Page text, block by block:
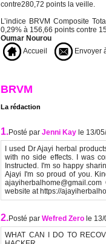
contre280,72 points la veille.
L’indice BRVM Composite
0,29% à 156,66 points contre
Oumar Nourou
Accueil
Envoyer
BRVM
La rédaction
1.Posté par Jenni Kay le 13/
I used Dr Ajayi herbal
with no side effects. I was
Instructed. I'm so happy
Ajayi I'm so proud of you.
website at https://
2.Posté par Wefred Zero le
WHAT CAN I DO TO